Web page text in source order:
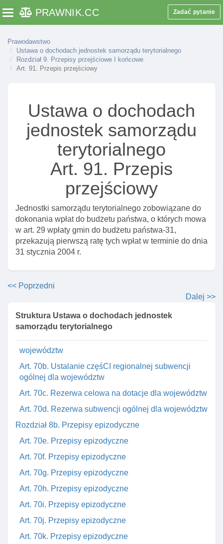
Toggle navigation
PRAWNIK.CC Zadać pytanie
Prawodawstwo
Ustawa o dochodach jednostek samorządu terytorialnego
Rozdział 9. Przepisy przejściowe I końcowe
Art. 91. Przepis przejściowy
Ustawa o dochodach
jednostek samorządu
terytorialnego
Art. 91. Przepis
przejściowy
Jednostki samorządu terytorialnego zobowiązane do
dokonania wpłat do budżetu państwa, o których mowa
w art. 29 wpłaty gmin do budżetu państwa-31,
przekazują pierwszą ratę tych wpłat w terminie do dnia
31 stycznia 2004 r.
<< Poprzedni
Dalej >>
Struktura Ustawa o dochodach jednostek
samorządu terytorialnego
Art. 59. Zmiana ustawy o zatrudnieniu I
przeciwdziałaniu bezrobociu
Art. 60. Zmiana ustawy o kulturze fizycznej
Art. 61. Zmiana ustawy - prawo energetyczne
Art. 62. Zmiana ustawy o służbie medycyny pracy
Art. 64. Zmiana ustawyo finansowaniu dróg
publicznych
Art. 65. Zmiana ustawy o usługach turystycznych
Art. 66. Zmiana ustawyo emeryturach I rentach z
funduszu ubezpieczeń społecznych
Art. 67. Zmiana ustawy o zmianie niektórych ustaw
związanych z funkcjonowaniem administracji
publicznej
Art. 68. Zmiana ustawyo komercjalizacji,
restrukturyzacji I prywatyzacji przedsiębiorstwa
państwowego "polskie koleje państwowe"
Art. 69. Zmiana ustawy o dodatkach mieszkaniowych
Rozdział 8a. Zasady ustalania dla województw w
ogólnej, wpłat do budżetu państwa, rezerwy subwencji
ogólnej oraz dotacji celowej
Art. 70a. Wpłaty na część regionalną subwencji dla
województw
Art. 70b. Ustalanie częśCI regionalnej subwencji
ogólnej dla województw
Art. 70c. Rezerwa celowa na dotacje dla województw
Art. 70d. Rezerwa subwencji ogólnej dla województw
Rozdział 8b. Przepisy epizodyczne
Art. 70e. Przepisy epizodyczne
Art. 70f. Przepisy epizodyczne
Art. 70g. Przepisy epizodyczne
Art. 70h. Przepisy epizodyczne
Art. 70i. Przepisy epizodyczne
Art. 70j. Przepisy epizodyczne
Art. 70k. Przepisy epizodyczne